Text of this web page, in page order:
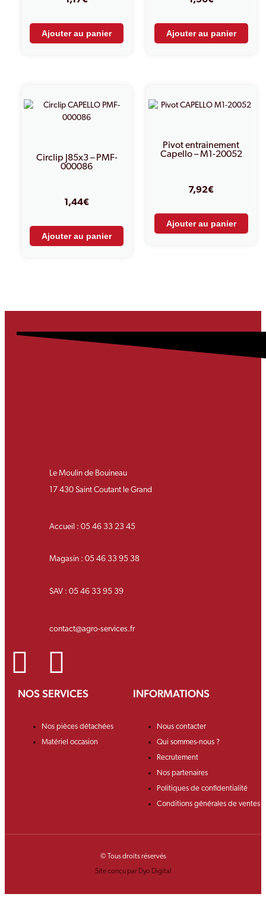
Ajouter au panier Ajouter au panier
Circlip J85x3 – PMF-
000086
1,44€
Ajouter au panier
Pivot entrainement
Capello – M1-20052
7,92€
Ajouter au panier
Le Moulin de Bouineau
17 430 Saint Coutant le Grand
Accueil : 05 46 33 23 45
Magasin : 05 46 33 95 38
SAV : 05 46 33 95 39
contact@agro-services.fr
NOS SERVICES
Nos pièces détachées
Matériel occasion
INFORMATIONS
Nous contacter
Qui sommes-nous ?
Recrutement
Nos partenaires
Politiques de confidentialité
Conditions générales de ventes
© Tous droits réservés
Site conçu par Dyo Digital